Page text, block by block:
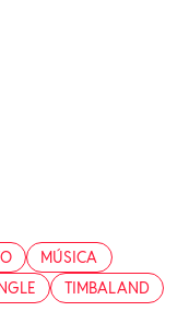
MÚSICA
TIMBALAND